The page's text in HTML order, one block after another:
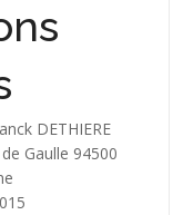
DETHIERE
Gaulle 94500